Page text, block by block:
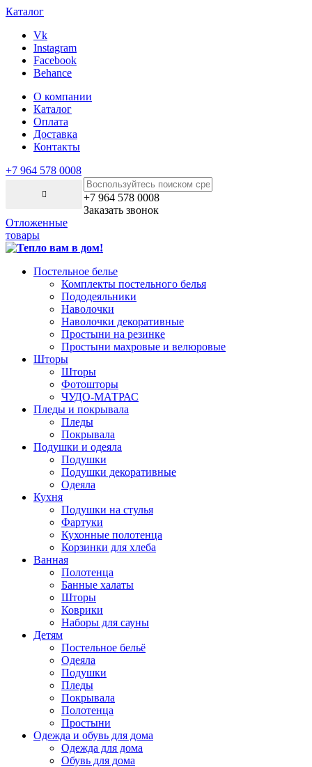
Каталог
Vk
Instagram
Facebook
Behance
О компании
Каталог
Оплата
Доставка
Контакты
+7 964 578 0008
+7 964 578 0008
Заказать звонок
Отложенные
товары
Постельное белье
Комплекты постельного белья
Пододеяльники
Наволочки
Наволочки декоративные
Простыни на резинке
Простыни махровые и велюровые
Шторы
Шторы
Фотошторы
ЧУДО-МАТРАС
Пледы и покрывала
Пледы
Покрывала
Подушки и одеяла
Подушки
Подушки декоративные
Одеяла
Кухня
Подушки на стулья
Фартуки
Кухонные полотенца
Корзинки для хлеба
Ванная
Полотенца
Банные халаты
Шторы
Коврики
Наборы для сауны
Детям
Постельное бельё
Одеяла
Подушки
Пледы
Покрывала
Полотенца
Простыни
Одежда и обувь для дома
Одежда для дома
Обувь для дома